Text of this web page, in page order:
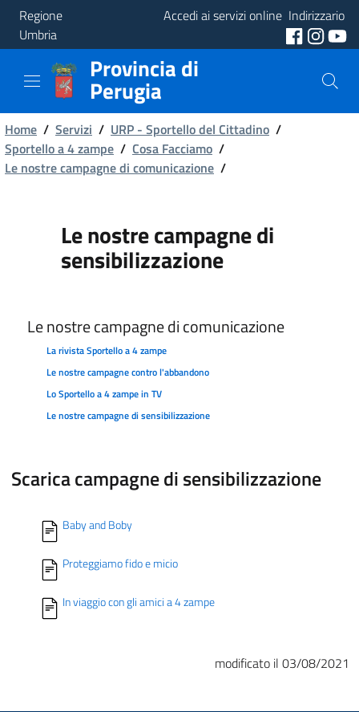
Regione
Umbria
Accedi ai servizi online Indirizzario
Provincia
Aree
Tematiche
Servizi
Provincia di
Perugia
Briciole
di
Home / Servizi / URP - Sportello del Cittadino /
Sportello a 4 zampe / Cosa Facciamo /
Le nostre campagne di comunicazione /
Le nostre campagne di
sensibilizzazione
Le nostre campagne di comunicazione
La rivista Sportello a 4 zampe
Le nostre campagne contro l'abbandono
Lo Sportello a 4 zampe in TV
Le nostre campagne di sensibilizzazione
Scarica campagne di sensibilizzazione
Baby and Boby
Proteggiamo fido e micio
In viaggio con gli amici a 4 zampe
modificato il 03/08/2021